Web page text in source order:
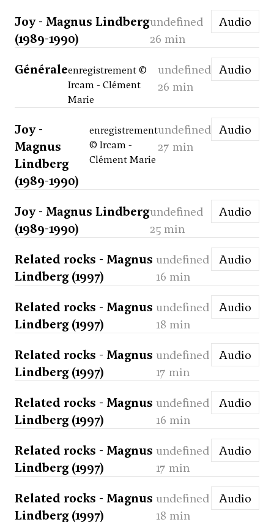
Joy - Magnus Lindberg
(1989-1990)
undefined
26 min
Audio
Généraleenregistrement ©
Ircam - Clément
Marie
undefined
26 min
Audio
Joy -
Magnus
Lindberg
(1989-1990)
enregistrement
© Ircam -
Clément Marie
undefined
27 min
Audio
Joy - Magnus Lindberg
(1989-1990)
undefined
25 min
Audio
Related rocks - Magnus
Lindberg (1997)
undefined
16 min
Audio
Related rocks - Magnus
Lindberg (1997)
undefined
18 min
Audio
Related rocks - Magnus
Lindberg (1997)
undefined
17 min
Audio
Related rocks - Magnus
Lindberg (1997)
undefined
16 min
Audio
Related rocks - Magnus
Lindberg (1997)
undefined
17 min
Audio
Related rocks - Magnus
Lindberg (1997)
undefined
18 min
Audio